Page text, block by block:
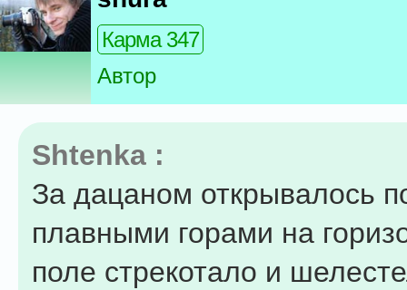
Карма 347
Автор
Shtenka :
За дацаном открывалось
плавными горами на
поле стрекотало и